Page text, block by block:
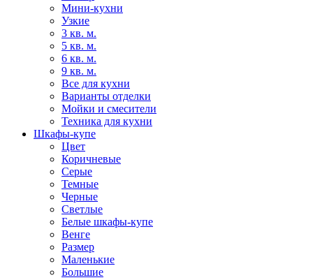
Мини-кухни
Узкие
3 кв. м.
5 кв. м.
6 кв. м.
9 кв. м.
Все для кухни
Варианты отделки
Мойки и смесители
Техника для кухни
Шкафы-купе
Цвет
Коричневые
Серые
Темные
Черные
Светлые
Белые шкафы-купе
Венге
Размер
Маленькие
Большие